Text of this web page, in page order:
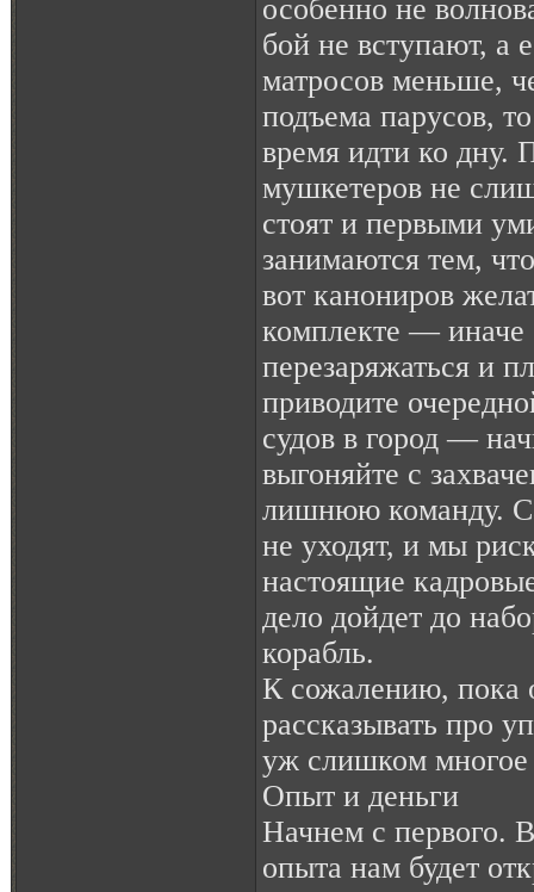
особенно не
бой не вступают, а
матросов меньше,
подъема парусов,
время идти ко дну.
мушкетеров не
стоят и первыми
занимаются тем,
вот канониров
комплекте — иначе
перезаряжаться и
приводите
судов в город —
выгоняйте с
лишнюю команду.
не уходят, и мы
настоящие
дело дойдет до
корабль.
К сожалению, пока
рассказывать про
уж слишком многое
Опыт и деньги
Начнем с первого.
опыта нам будет